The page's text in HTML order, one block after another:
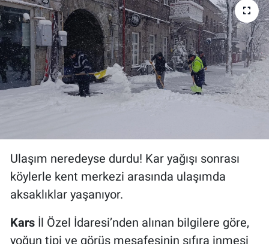
Ulaşım neredeyse durdu! Kar yağışı sonrası
köylerle kent merkezi arasında ulaşımda
aksaklıklar yaşanıyor.
Kars İl Özel İdaresi’nden alınan bilgilere göre,
yoğun tipi ve görüş mesafesinin sıfıra inmesi
Kadın
Erişim Bilgileri
Sağlık
Teknoloji
Ramazan